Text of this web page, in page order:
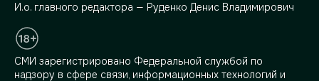
И.о. главного редактора — Руденко Денис Владимирович
СМИ зарегистрировано Федеральной службой по
надзору в сфере связи, информационных технологий и